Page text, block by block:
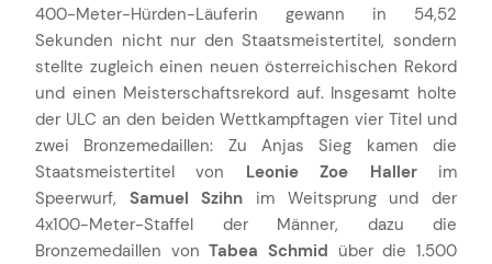
400-Meter-Hürden-Läuferin gewann in 54,52
Sekunden nicht nur den Staatsmeistertitel, sondern
stellte zugleich einen neuen österreichischen Rekord
und einen Meisterschaftsrekord auf. Insgesamt holte
der ULC an den beiden Wettkampftagen vier Titel und
zwei Bronzemedaillen: Zu Anjas Sieg kamen die
Staatsmeistertitel von Leonie Zoe Hallerim
Speerwurf, Samuel Szihn im Weitsprung und der
4x100-Meter-Staffel der Männer, dazu die
Bronzemedaillen vonTabea Schmid über die 1.500